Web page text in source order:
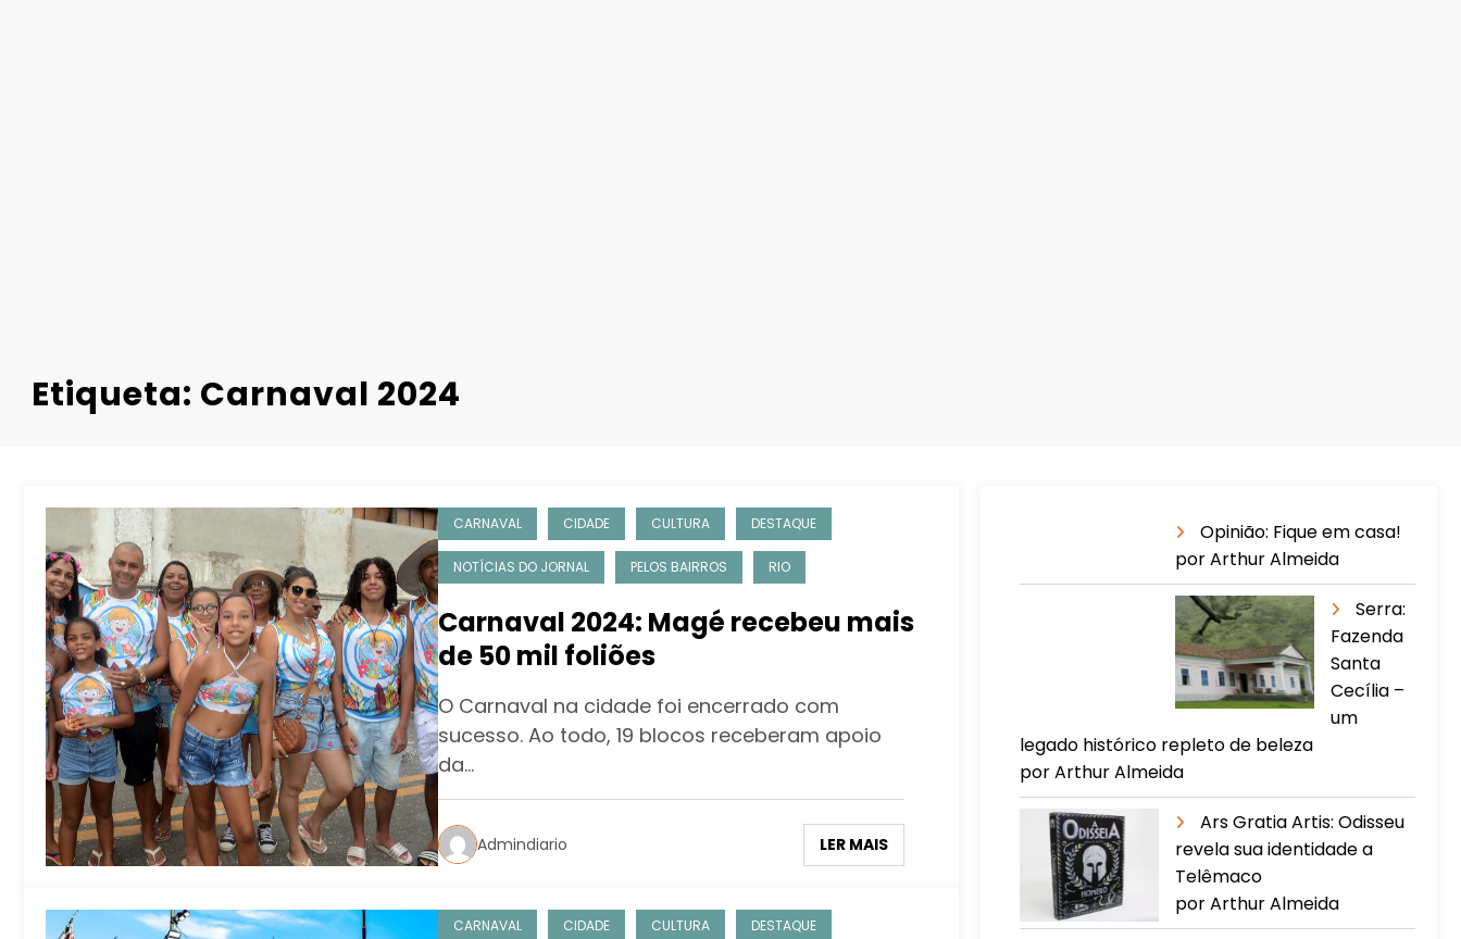
Etiqueta: Carnaval 2024
CARNAVAL CIDADE CULTURA DESTAQUE
NOTÍCIAS DO JORNAL PELOS BAIRROS RIO
Carnaval 2024: Magé recebeu mais
de 50 mil foliões
O Carnaval na cidade foi encerrado com
sucesso. Ao todo, 19 blocos receberam apoio
da…
Admindiario LER MAIS
CARNAVAL CIDADE CULTURA DESTAQUE
Opinião: Fique em casa!
por Arthur Almeida
Serra:
Fazenda
Santa
Cecília –
um
legado histórico repleto de beleza
por Arthur Almeida
Ars Gratia Artis: Odisseu
revela sua identidade a
Telêmaco
por Arthur Almeida